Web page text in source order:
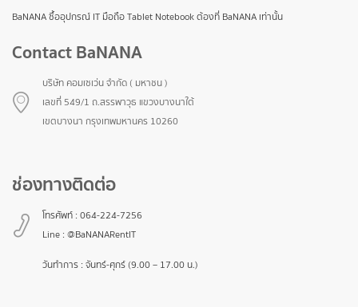
BaNANA ซื้ออุปกรณ์ IT มือถือ Tablet Notebook ต้องที่ BaNANA เท่านั้น
Contact BaNANA
บริษัท คอมเซเว่น จำกัด ( มหาชน )
เลขที่ 549/1 ถ.สรรพาวุธ แขวงบางนาใต้
เขตบางนา กรุงเทพมหานคร 10260
ช่องทางติดต่อ
โทรศัพท์ : 064-224-7256
Line : @BaNANARentIT
วันทำการ : จันทร์-ศุกร์ (9.00 – 17.00 น.)